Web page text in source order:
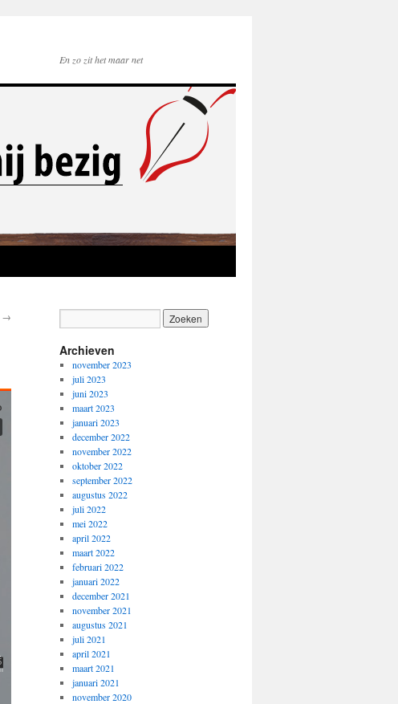
En zo zit het maar net
→
Archieven
november 2023
juli 2023
juni 2023
maart 2023
januari 2023
december 2022
november 2022
oktober 2022
september 2022
augustus 2022
juli 2022
mei 2022
april 2022
maart 2022
februari 2022
januari 2022
december 2021
november 2021
augustus 2021
juli 2021
april 2021
maart 2021
januari 2021
november 2020